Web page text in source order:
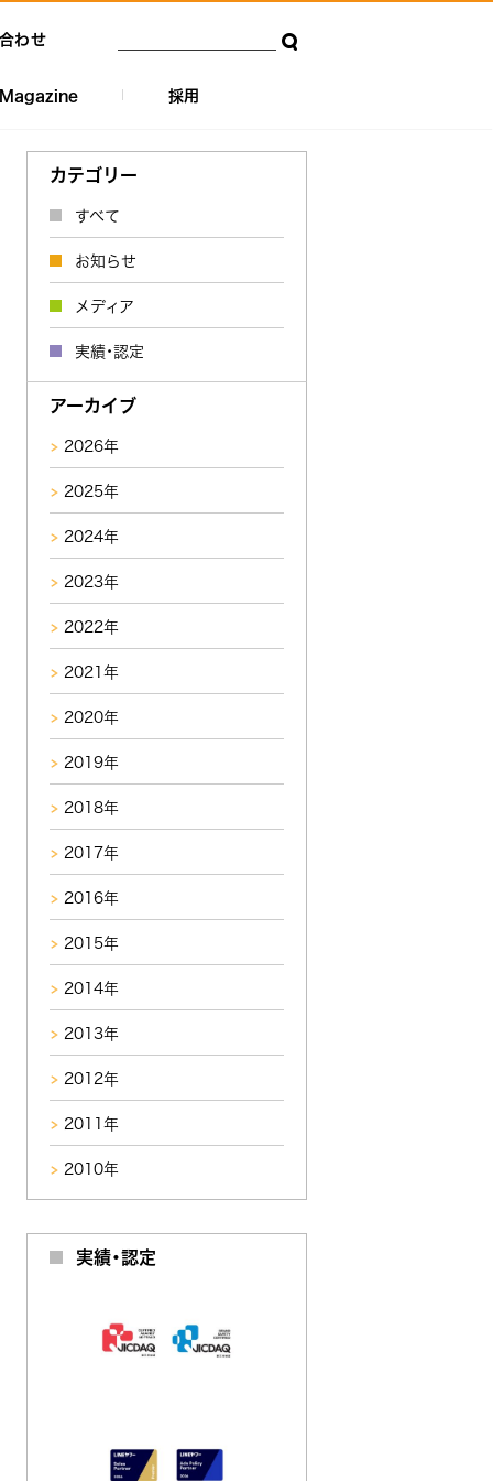
わせ
Magazine 採用
カテゴリー
すべて
お知らせ
メディア
実績・認定
アーカイブ
2026年
2025年
2024年
2023年
2022年
2021年
2020年
2019年
2018年
2017年
2016年
2015年
2014年
2013年
2012年
2011年
2010年
実績・認定